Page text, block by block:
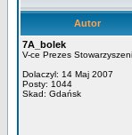
Autor
7A_bolek
V-ce Prezes
Dolaczyl: 14 Maj 2007
Posty: 1044
Skad: Gdańsk